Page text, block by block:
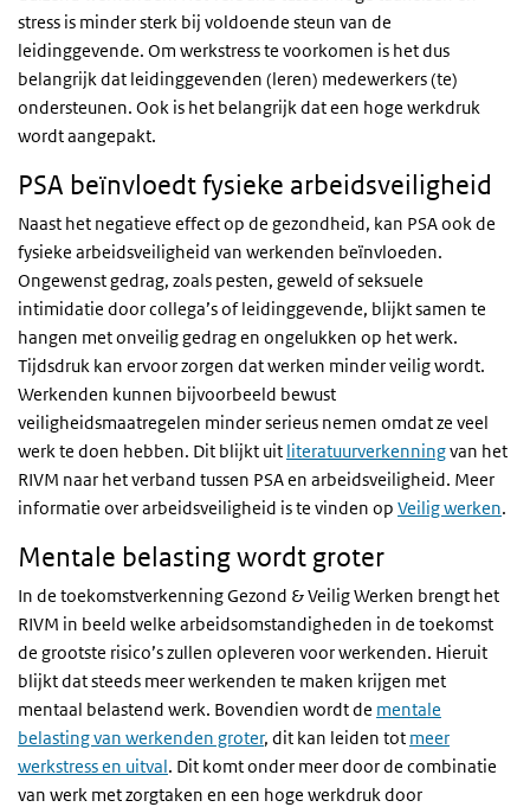
stress is minder sterk bij voldoende steun van de
leidinggevende. Om werkstress te voorkomen is het dus
belangrijk dat leidinggevenden (leren) medewerkers (te)
ondersteunen. Ook is het belangrijk dat een hoge werkdruk
wordt aangepakt.
PSA beïnvloedt fysieke arbeidsveiligheid
Naast het negatieve effect op de gezondheid, kan PSA ook de
fysieke arbeidsveiligheid van werkenden beïnvloeden.
Ongewenst gedrag, zoals pesten, geweld of seksuele
intimidatie door collega’s of leidinggevende, blijkt samen te
hangen met onveilig gedrag en ongelukken op het werk.
Tijdsdruk kan ervoor zorgen dat werken minder veilig wordt.
Werkenden kunnen bijvoorbeeld bewust
veiligheidsmaatregelen minder serieus nemen omdat ze veel
werk te doen hebben. Dit blijkt uit literatuurverkenningvan het
RIVM naar het verband tussen PSA en arbeidsveiligheid. Meer
informatie over arbeidsveiligheid is te vinden op Veilig werken.
Mentale belasting wordt groter
In de toekomstverkenning Gezond & Veilig Werken brengt het
RIVM in beeld welke arbeidsomstandigheden in de toekomst
de grootste risico’s zullen opleveren voor werkenden. Hieruit
blijkt dat steeds meer werkenden te maken krijgen met
mentaal belastend werk. Bovendien wordt de mentale
belasting van werkenden groter, dit kan leiden tot meer
werkstress en uitval. Dit komt onder meer door de combinatie
van werk met zorgtaken en een hoge werkdruk door